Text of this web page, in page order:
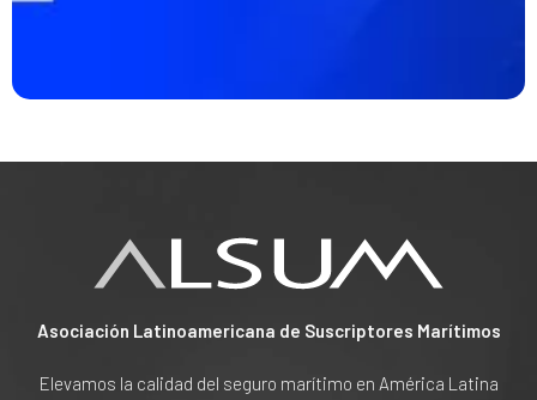
Asociación Latinoamericana de Suscriptores Marítimos
Elevamos la calidad del seguro marítimo en América Latina